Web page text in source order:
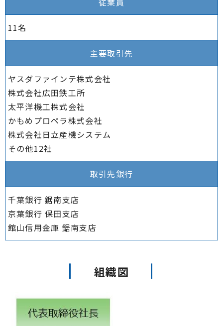
11名
主要取引先
ヤスダファインテ株式会社
株式会社広田鉄工所
太平洋機工株式会社
かもめプロペラ株式会社
株式会社日立産機システム
その他12社
取引先銀行
千葉銀行 鋸南支店
京葉銀行 保田支店
館山信用金庫 鋸南支店
組織図